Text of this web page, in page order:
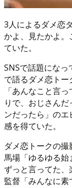
3人によるダメ恋
かよ、見たかよ。
ていた。
SNSで話題にな
で語るダメ恋トー
「あんなこと言
りで、おじさん
ンだったら」の
感を得ていた。
ダメ恋トークの撮
馬場「ゆるゆる始
ずっと言ってた、
監督「みんなに